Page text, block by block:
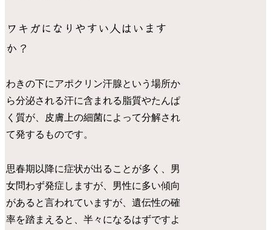
ワキガになりやすい人はいます
か？
わきの下にアポクリン汗腺という場所か
ら分泌される汗に含まれる脂質やたんぱ
く質が、皮膚上の細菌によって分解され
て発するものです。
思春期以降に症状が出ることが多く、男
女問わず発症しますが、男性に多い傾向
があると言われていますが、遺伝性の確
率を踏まえると、半々になるはずですよ